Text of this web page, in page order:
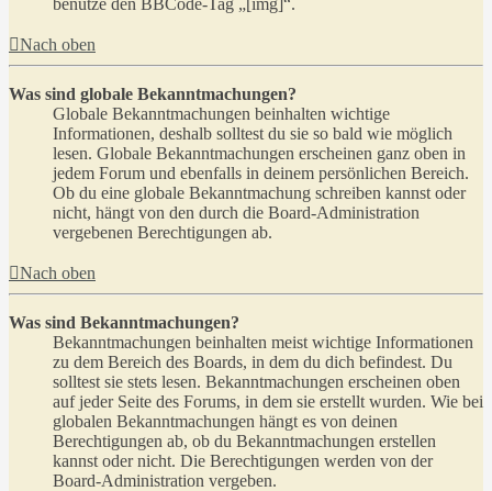
Nach oben
Was sind globale Bekanntmachungen?
Globale Bekanntmachungen beinhalten wichtige
Informationen, deshalb solltest du sie so bald wie möglich
lesen. Globale Bekanntmachungen erscheinen ganz oben in
jedem Forum und ebenfalls in deinem persönlichen Bereich.
Ob du eine globale Bekanntmachung schreiben kannst oder
nicht, hängt von den durch die Board-Administration
vergebenen Berechtigungen ab.
Nach oben
Was sind Bekanntmachungen?
Bekanntmachungen beinhalten meist wichtige Informationen
zu dem Bereich des Boards, in dem du dich befindest. Du
solltest sie stets lesen. Bekanntmachungen erscheinen oben
auf jeder Seite des Forums, in dem sie erstellt wurden. Wie bei
globalen Bekanntmachungen hängt es von deinen
Berechtigungen ab, ob du Bekanntmachungen erstellen
kannst oder nicht. Die Berechtigungen werden von der
Board-Administration vergeben.